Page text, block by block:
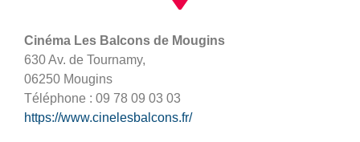
Cinéma Les Balcons de Mougins
630 Av. de Tournamy,
06250 Mougins
Téléphone : 09 78 09 03 03
https://www.cinelesbalcons.fr/